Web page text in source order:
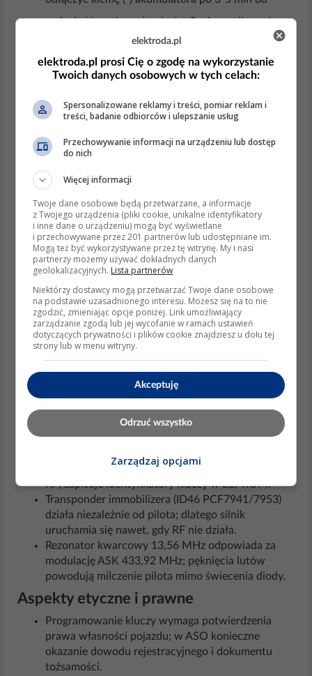
wyjęcia kluczyka, odczekać ≥ 5 min, podłączyć,
ponownie zsynchronizować.
Gdy problem leży głębiej
Diagbox, kod PIN VIN-kodowany.
• Uszkodzony odbiornik RF w nadkolu lub module
• W przypadku 308 III (P5, od 2021) – wyłącznie
procedura dealerska online (Secure Gateway).
Aktualne informacje i trendy
Grupa Stellantis od MY2020 wprowadza bramy
bezpieczeństwa SGW wymagające
zautoryzowanego logowania przy programowaniu
kluczy.
Coraz częstsze systemy Keyless Entry/Start
wykorzystują pasmo UWB + BLE; procedury
awaryjne różnią się od klasycznego RF 433 MHz.
Po COVID-19 wzrost kradzieży „relay-attack” →
OEM-y zawęziły okno kodów rolling-code; drobne
rozładowanie baterii częściej wymaga
resynchronizacji.
Wspierające wyjaśnienia i detale
moduł nadzorujący komfort, immobilizer, sygnały
RF; zapisuje identyfikatory kluczy w EEPROM.
Transponder immobilizera (ID46 PCF7941/7953)
działa niezależnie od pilota; dlatego silnik
uruchamia się nawet, gdy RF nie działa.
Rezonator kwarcowy 13,56 MHz odpowiada za
modulację ASK 433,92 MHz; pęknięcia lutów
powodują milczenie pilota mimo świecenia diody.
Aspekty etyczne i prawne
Programowanie kluczy wymaga potwierdzenia
prawa własności pojazdu; w ASO konieczne
okazanie dowodu rejestracyjnego i dokumentu
tożsamości.
elektroda.pl
elektroda.pl prosi Cię o zgodę na wykorzystanie
Twoich danych osobowych w tych celach:
Spersonalizowane reklamy i treści, pomiar reklam i
treści, badanie odbiorców i ulepszanie usług
Przechowywanie informacji na urządzeniu lub dostęp
do nich
Więcej informacji
Twoje dane osobowe będą przetwarzane, a informacje
z Twojego urządzenia (pliki cookie, unikalne identyfikatory
i inne dane o urządzeniu) mogą być wyświetlane
i przechowywane przez 201 partnerów lub udostępniane im.
Mogą też być wykorzystywane przez tę witrynę. My i nasi
partnerzy możemy używać dokładnych danych
geolokalizacyjnych. Lista partnerów
Niektórzy dostawcy mogą przetwarzać Twoje dane osobowe
na podstawie uzasadnionego interesu. Możesz się na to nie
zgodzić, zmieniając opcje poniżej. Link umożliwiający
zarządzanie zgodą lub jej wycofanie w ramach ustawień
dotyczących prywatności i plików cookie znajdziesz u dołu tej
strony lub w menu witryny.
Akceptuję
Odrzuć wszystko
Zarządzaj opcjami